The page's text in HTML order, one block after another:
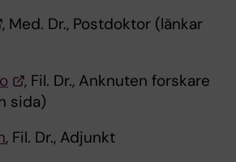
, Med. Dr., Postdoktor (länkar
, Fil. Dr., Anknuten forskare
sida)
, Fil. Dr., Adjunkt